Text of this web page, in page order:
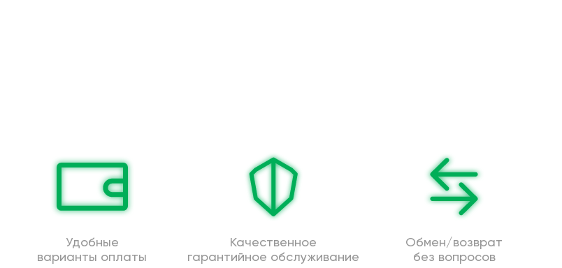
Удобные
варианты оплаты
Качественное
гарантийное обслуживание
Обмен/возврат
без вопросов